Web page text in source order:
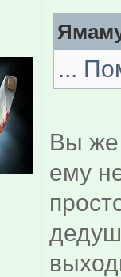
...
Вы же
ему